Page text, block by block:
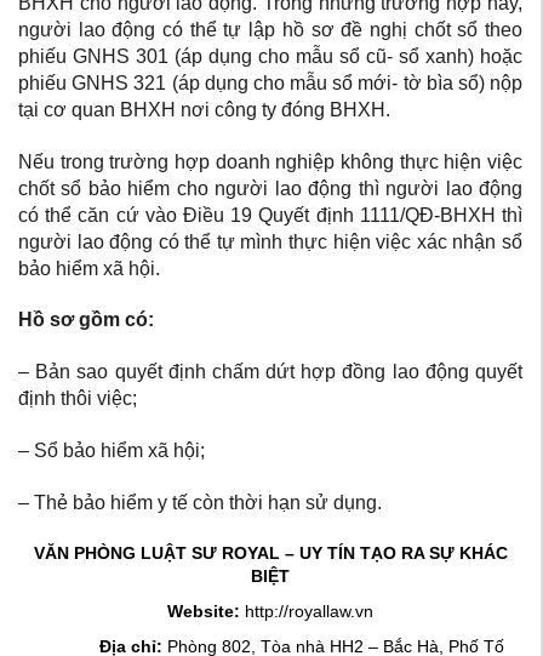
người lao động có thể tự lập hồ sơ đề nghị chốt sổ theo
phiếu GNHS 301 (áp dụng cho mẫu sổ cũ- sổ xanh) hoặc
phiếu GNHS 321 (áp dụng cho mẫu sổ mới- tờ bìa sổ) nộp
tại cơ quan BHXH nơi công ty đóng BHXH.
Nếu trong trường hợp doanh nghiệp không thực hiện việc
chốt sổ bảo hiểm cho người lao động thì người lao động
có thể căn cứ vào Điều 19 Quyết định 1111/QĐ-BHXH thì
người lao động có thể tự mình thực hiện việc xác nhận sổ
bảo hiểm xã hội.
Hồ sơ gồm có:
– Bản sao quyết định chấm dứt hợp đồng lao động quyết
định thôi việc;
– Sổ bảo hiểm xã hội;
– Thẻ bảo hiểm y tế còn thời hạn sử dụng.
VĂN PHÒNG LUẬT SƯ ROYAL – UY TÍN TẠO RA SỰ KHÁC
BIỆT
Website: http://royallaw.vn
Địa chỉ: Phòng 802, Tòa nhà HH2 – Bắc Hà, Phố Tố